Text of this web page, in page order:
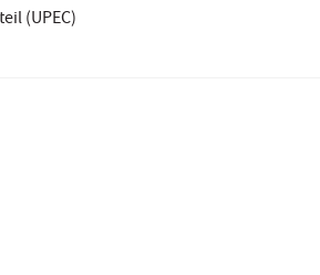
(UPEC)